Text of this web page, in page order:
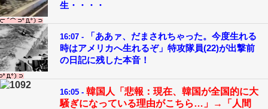
生・・・・
16:07 -
「ああァ、だまされちゃった。今度生れる
時はアメリカへ生れるぞ」特攻隊員(22)が出撃前
の日記に残した本音！
16:05 - 韓国人「悲報：現在、韓国が全国的に大
騒ぎになっている理由がこちら…」→「人間